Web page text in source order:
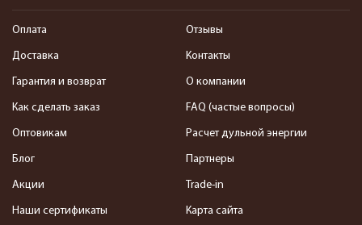
Оплата
Доставка
Гарантия и возврат
Как сделать заказ
Оптовикам
Блог
Акции
Наши сертификаты
Отзывы
Контакты
О компании
FAQ (частые вопросы)
Расчет дульной энергии
Партнеры
Trade-in
Карта сайта